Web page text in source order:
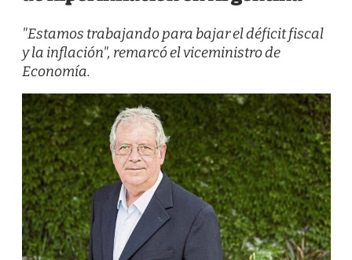
"Estamos trabajando para bajar el déficit fiscal
y la inflación", remarcó el viceministro de
Economía.